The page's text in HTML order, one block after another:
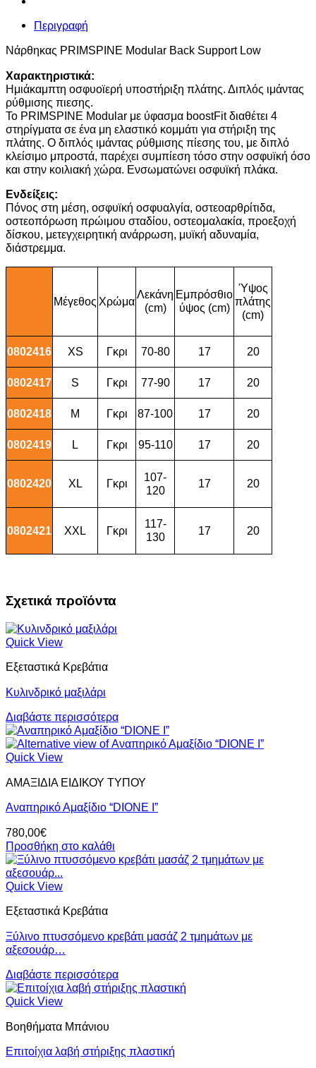
Περιγραφή
Νάρθηκας PRIMSPINE Modular Back Support Low
Χαρακτηριστικά:
Ημιάκαμπτη οσφυοϊερή υποστήριξη πλάτης. Διπλός ιμάντας
ρύθμισης πιεσης.
Το PRIMSPINE Modular με ύφασμα boostFit διαθέτει 4
στηρίγματα σε ένα μη ελαστικό κομμάτι για στήριξη της
πλάτης. Ο διπλός ιμάντας ρύθμισης πίεσης του, με διπλό
κλείσιμο μπροστά, παρέχει συμπίεση τόσο στην οσφυϊκή όσο
και στην κοιλιακή χώρα. Ενσωματώνει οσφυϊκή πλάκα.
Ενδείξεις:
Πόνος στη μέση, οσφυϊκή οσφυαλγία, οστεοαρθρίτιδα,
οστεοπόρωση πρώιμου σταδίου, οστεομαλακία, προεξοχή
δίσκου, μετεγχειρητική ανάρρωση, μυϊκή αδυναμία,
διάστρεμμα.
Μέγεθος Χρώμα
Λεκάνη
(cm)
Εμπρόσθιο
ύψος (cm)
Ύψος
πλάτης
(cm)
0802416 XS Γκρι 70-80 17 20
0802417 S Γκρι 77-90 17 20
0802418 M Γκρι 87-100 17 20
0802419 L Γκρι 95-110 17 20
0802420 XL Γκρι
107-
120
17 20
0802421 XXL Γκρι
117-
130
17 20
Σχετικά προϊόντα
Quick View
Εξεταστικά Κρεβάτια
Κυλινδρικό μαξιλάρι
Διαβάστε περισσότερα
Quick View
ΑΜΑΞΙΔΙΑ ΕΙΔΙΚΟΥ ΤΥΠΟΥ
Αναπηρικό Αμαξίδιο “DIONE I”
780,00€
Προσθήκη στο καλάθι
Quick View
Εξεταστικά Κρεβάτια
Ξύλινο πτυσσόμενο κρεβάτι μασάζ 2 τμημάτων με
αξεσουάρ…
Διαβάστε περισσότερα
Quick View
Βοηθήματα Μπάνιου
Επιτοίχια λαβή στήριξης πλαστική